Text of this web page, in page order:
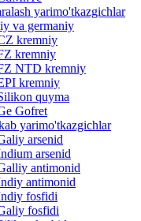
yarimo'tkazgichlar
va germaniy
kremniy
kremniy
NTD kremniy
kremniy
quyma
Gofret
yarimo'tkazgichlar
arsenid
arsenid
antimonid
antimonid
fosfidi
fosfidi